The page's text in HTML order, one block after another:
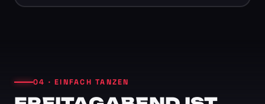
04 · EINFACH TANZEN